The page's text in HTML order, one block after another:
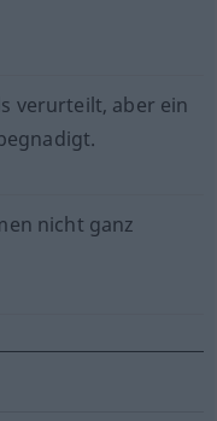
verurteilt, aber ein
nicht ganz